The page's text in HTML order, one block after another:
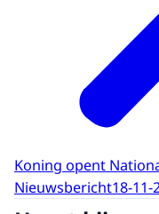
Koning opent
Nieuwsbericht18-11-